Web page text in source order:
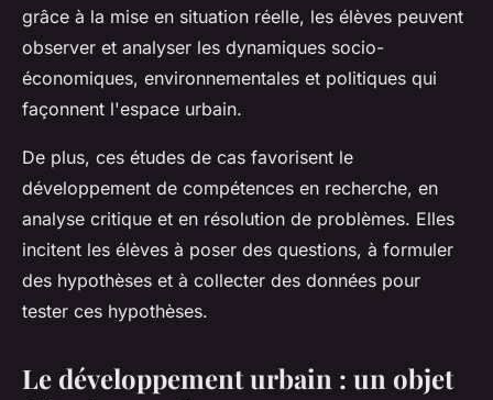
grâce à la mise en situation réelle, les élèves peuvent
observer et analyser les dynamiques socio-
économiques, environnementales et politiques qui
façonnent l'espace urbain.
De plus, ces études de cas favorisent le
développement de compétences en recherche, en
analyse critique et en résolution de problèmes. Elles
incitent les élèves à poser des questions, à formuler
des hypothèses et à collecter des données pour
tester ces hypothèses.
Le développement urbain : un objet